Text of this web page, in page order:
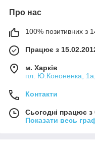
Про нас
100% позитивних з
Працює з
м. Харків
пл. Ю.Кононенка, 1а,
Контакти
Сьогодні працює з
Показати весь